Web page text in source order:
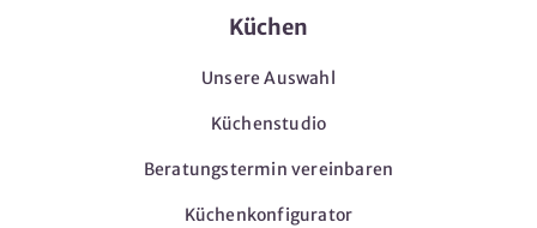
Küchen
Unsere Auswahl
Küchenstudio
Beratungstermin vereinbaren
Küchenkonfigurator